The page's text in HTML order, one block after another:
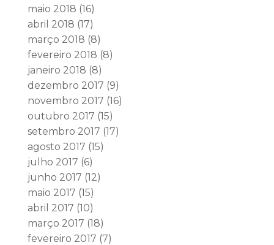
maio 2018 (16)
abril 2018 (17)
março 2018 (8)
fevereiro 2018 (8)
janeiro 2018 (8)
dezembro 2017 (9)
novembro 2017 (16)
outubro 2017 (15)
setembro 2017 (17)
agosto 2017 (15)
julho 2017 (6)
junho 2017 (12)
maio 2017 (15)
abril 2017 (10)
março 2017 (18)
fevereiro 2017 (7)